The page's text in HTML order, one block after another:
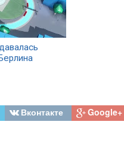
Вконтакте Google+